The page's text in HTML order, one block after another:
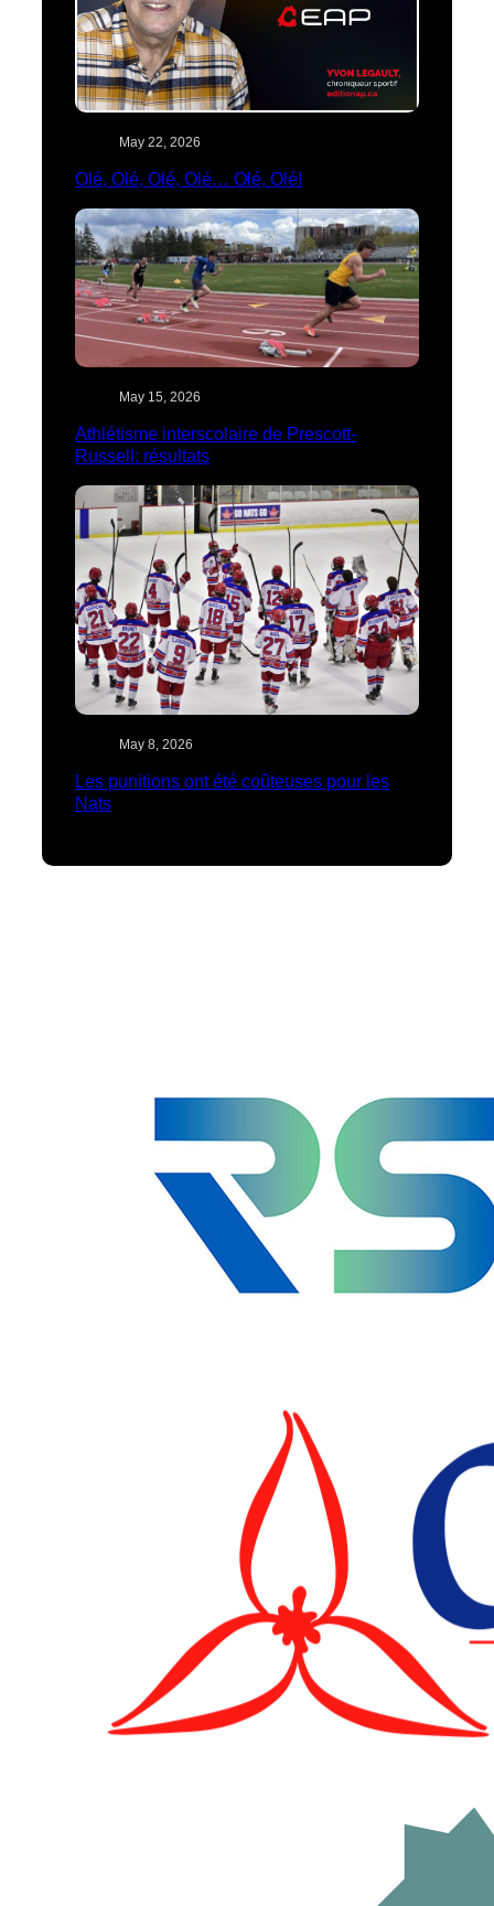
May 22, 2026
Olé, Olé, Olé, Olé… Olé, Olé!
May 15, 2026
Athlétisme interscolaire de Prescott-
Russell: résultats
May 8, 2026
Les punitions ont été coûteuses pour les
Nats